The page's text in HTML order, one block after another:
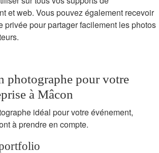
et web. Vous pouvez également recevoir
privée pour partager facilement les photos
photographe pour votre
à Mâcon
idéal pour votre événement,
à prendre en compte.